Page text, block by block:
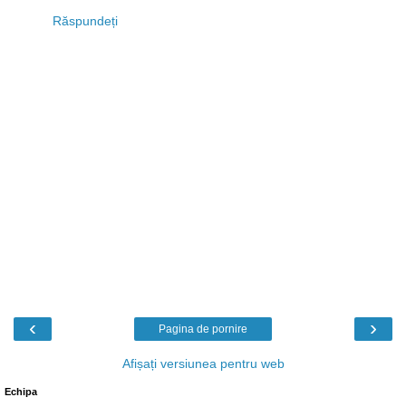
Răspundeți
‹ ›
Pagina de pornire
Afișați versiunea pentru web
Echipa